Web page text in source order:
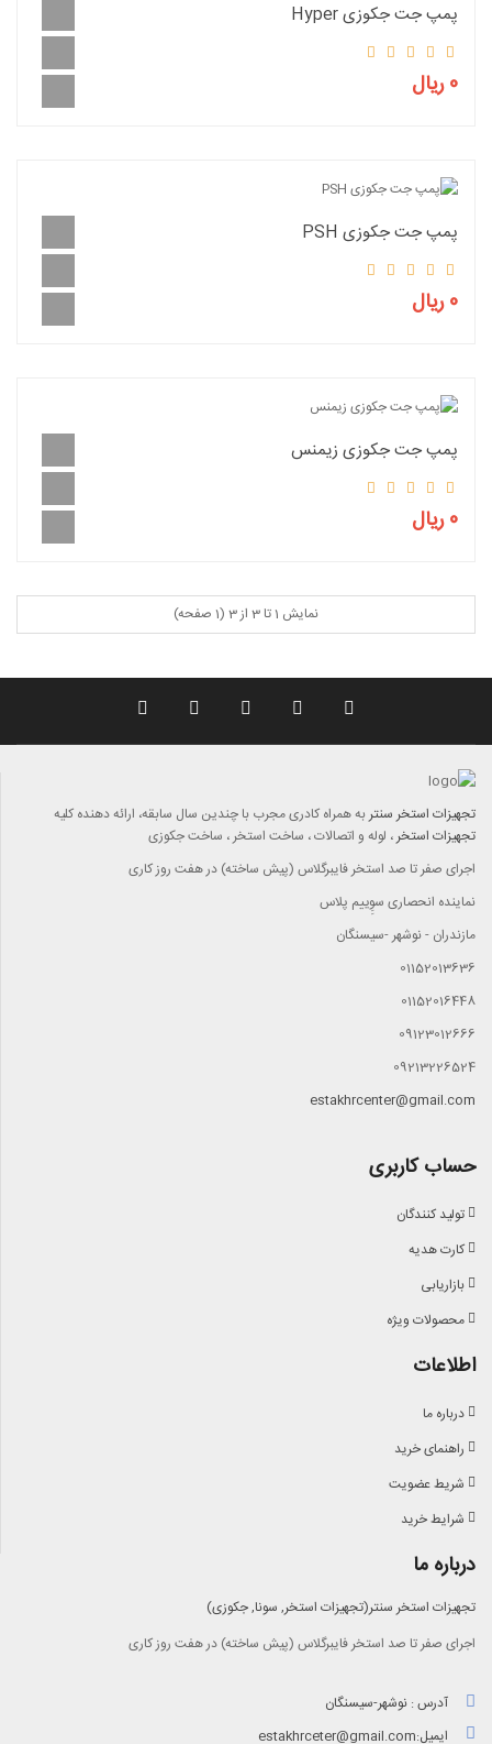
پمپ جت جکوزی Hyper
0 ریال
پمپ جت جکوزی PSH
0 ریال
پمپ جت جکوزی زیمنس
0 ریال
نمایش 1 تا 3 از 3 (1 صفحه)
تجهیزات استخر سنتر به همراه کادری مجرب با چندين سال سابقه، ارائه دهنده کليه
تجهيزات استخر ، لوله و اتصالات ، ساخت استخر ، ساخت جکوزی
اجرای صفر تا صد استخر فایبرگلاس (پیش ساخته) در هفت روز کاری
نماینده انحصاری سوِِییم پلاس
مازندران - نوشهر -سیسنگان
01152013636
01152016448
09123012666
09213226524
estakhrcenter@gmail.com
حساب کاربری
تولید کنندگان
کارت هدیه
بازاریابی
محصولات ویژه
اطلاعات
درباره ما
راهنمای خرید
شریط عضویت
شرایط خرید
درباره ما
تجهیزات استخر سنتر(تجهیزات استخر, سونا, جکوزی)
اجرای صفر تا صد استخر فایبرگلاس (پیش ساخته) در هفت روز کاری
آدرس : نوشهر-سیسنگان
ایمیل:estakhrceter@gmail.com